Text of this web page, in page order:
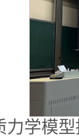
学模